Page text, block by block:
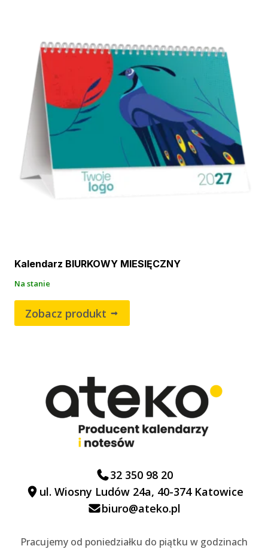
Kalendarz BIURKOWY MIESIĘCZNY
Na stanie
Zobacz produkt
32 350 98 20
ul. Wiosny Ludów 24a, 40-374 Katowice
biuro@ateko.pl
Pracujemy od poniedziałku do piątku w godzinach